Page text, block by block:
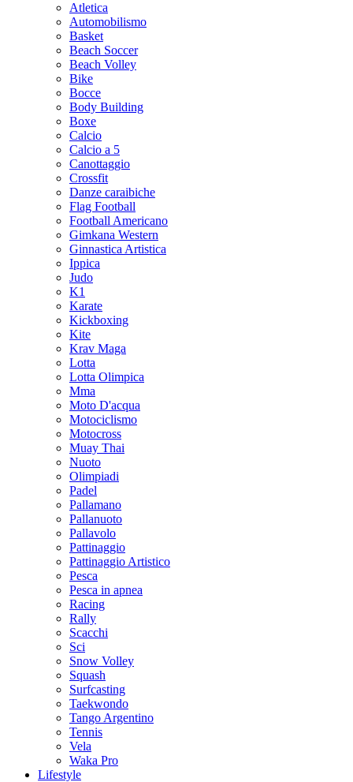
Atletica
Automobilismo
Basket
Beach Soccer
Beach Volley
Bike
Bocce
Body Building
Boxe
Calcio
Calcio a 5
Canottaggio
Crossfit
Danze caraibiche
Flag Football
Football Americano
Gimkana Western
Ginnastica Artistica
Ippica
Judo
K1
Karate
Kickboxing
Kite
Krav Maga
Lotta
Lotta Olimpica
Mma
Moto D'acqua
Motociclismo
Motocross
Muay Thai
Nuoto
Olimpiadi
Padel
Pallamano
Pallanuoto
Pallavolo
Pattinaggio
Pattinaggio Artistico
Pesca
Pesca in apnea
Racing
Rally
Scacchi
Sci
Snow Volley
Squash
Surfcasting
Taekwondo
Tango Argentino
Tennis
Vela
Waka Pro
Lifestyle